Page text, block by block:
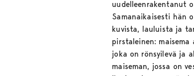
uudelleenrakentanut
Samanaikaisesti hän
kuvista, lauluista ja
pirstaleinen:
joka on rönsyilevä ja
maiseman, jossa on